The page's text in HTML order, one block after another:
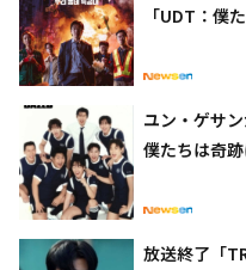
「UDT：僕
ユン・ゲサ
僕たちは奇
放送終了「